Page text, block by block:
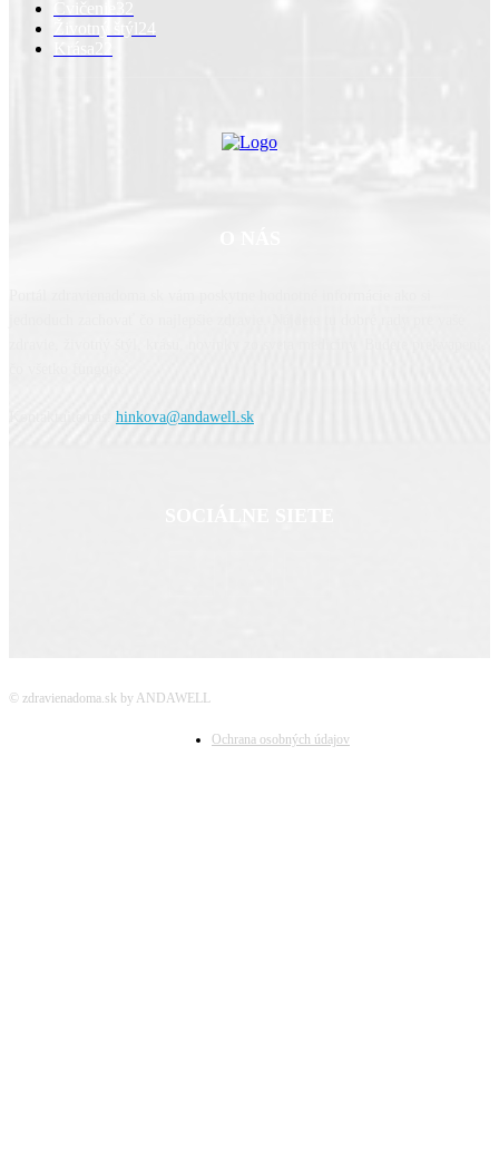
Životný štýl
24
Krása
hinkova@andawell.sk
© zdravienadoma.sk by ANDAWELL
Ochrana osobných údajov